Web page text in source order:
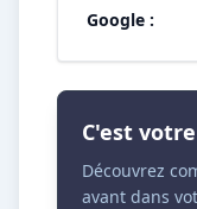
Google :
C'est
Découvrez
avant dans